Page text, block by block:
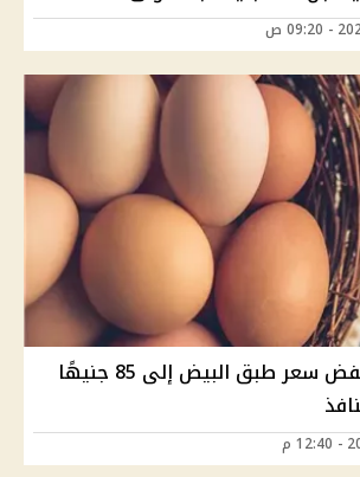
وزارة التموين تخفض سعر طبق البيض إلى 85 جنيهًا